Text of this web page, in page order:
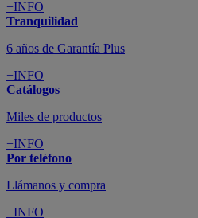
+INFO
Tranquilidad
6 años de Garantía Plus
+INFO
Catálogos
Miles de productos
+INFO
Por teléfono
Llámanos y compra
+INFO